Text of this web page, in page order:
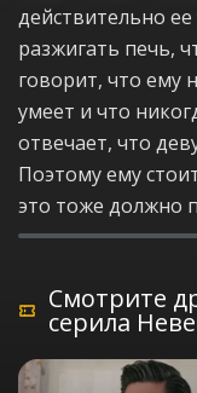
действительно
разжигать печь,
говорит, что ему
умеет и что
отвечает, что
Поэтому ему
это тоже должно
Смотрите
серила